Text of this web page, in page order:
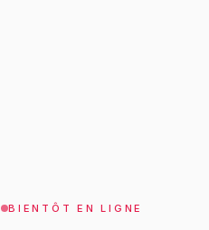
BIENTÔT EN LIGNE